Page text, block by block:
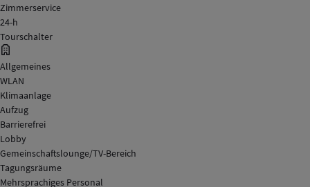
Zimmerservice
24-h
Tourschalter
Allgemeines
WLAN
Klimaanlage
Aufzug
Barrierefrei
Lobby
Gemeinschaftslounge/TV-Bereich
Tagungsräume
Mehrsprachiges Personal